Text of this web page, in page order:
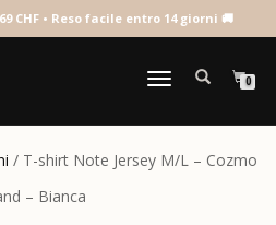
NAVIGAZIONE
0
/ T-shirt Note Jersey M/L – Cozmo
– Bianca